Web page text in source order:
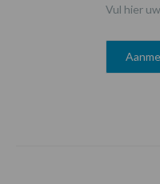
Vul hier